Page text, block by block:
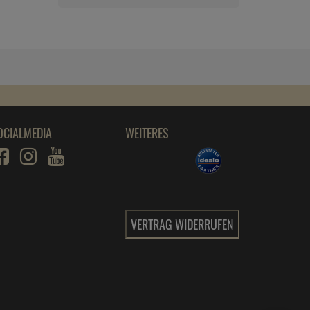
Kunststoffgrundierung 200ml
ab7,09€
edding Permanent Spray lichtgrau 200 ml
edding Permanent Spray light lavender 200
WEITERES
VERTRAG WIDERRUFEN